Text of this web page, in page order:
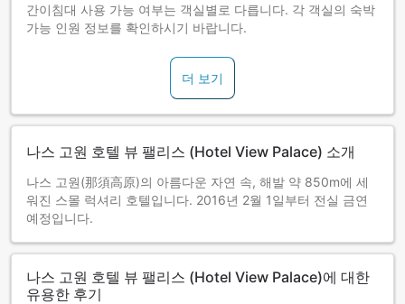
간이침대 사용 가능 여부는 객실별로 다릅니다. 각 객실의 숙박
가능 인원 정보를 확인하시기 바랍니다.
더 보기
나스 고원 호텔 뷰 팰리스 (Hotel View Palace) 소개
나스 고원(那須高原)의 아름다운 자연 속, 해발 약 850m에 세
워진 스몰 럭셔리 호텔입니다. 2016년 2월 1일부터 전실 금연
예정입니다.
나스 고원 호텔 뷰 팰리스 (Hotel View Palace)에 대한
유용한 후기